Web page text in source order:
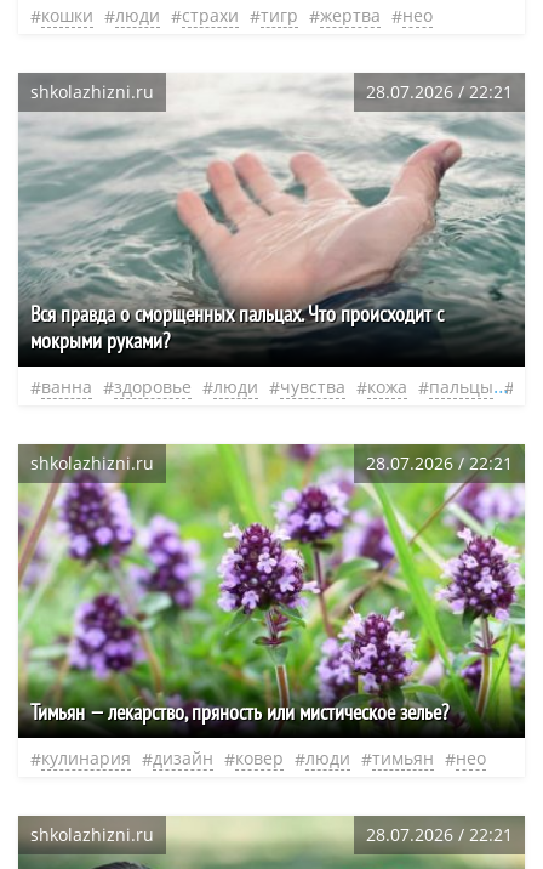
кошки люди страхи тигр жертва нео
shkolazhizni.ru 28.07.2026 / 22:21
Вся правда о сморщенных пальцах. Что происходит с
мокрыми руками?
ванна здоровье люди чувства кожа пальцы
shkolazhizni.ru 28.07.2026 / 22:21
Тимьян — лекарство, пряность или мистическое зелье?
кулинария дизайн ковер люди тимьян нео
shkolazhizni.ru 28.07.2026 / 22:21